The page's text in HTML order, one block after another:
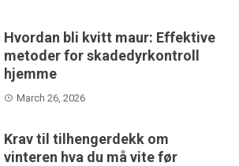
Hvordan bli kvitt maur: Effektive
metoder for skadedyrkontroll
hjemme
March 26, 2026
Krav til tilhengerdekk om
vinteren hva du må vite før